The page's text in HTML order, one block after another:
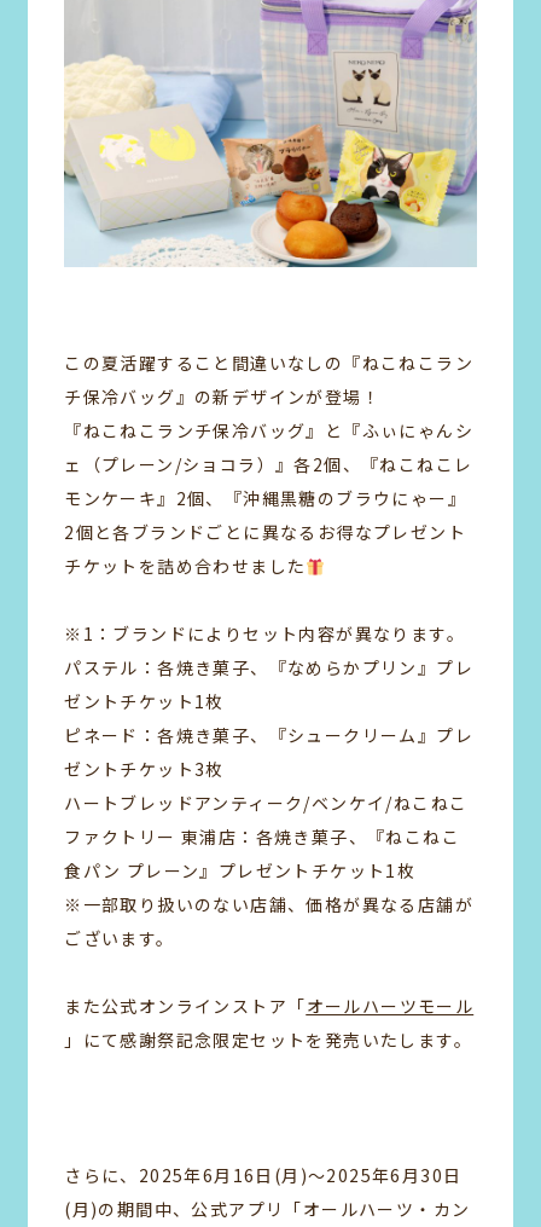
この夏活躍すること間違いなしの『ねこねこラン
チ保冷バッグ』の新デザインが登場！
『ねこねこランチ保冷バッグ』と『ふぃにゃんシ
ェ（プレーン/ショコラ）』各2個、『ねこねこレ
モンケーキ』2個、『沖縄黒糖のブラウにゃー』
2個と各ブランドごとに異なるお得なプレゼント
チケットを詰め合わせました
※1：ブランドによりセット内容が異なります。
パステル：各焼き菓子、『なめらかプリン』プレ
ゼントチケット1枚
ピネード：各焼き菓子、『シュークリーム』プレ
ゼントチケット3枚
ハートブレッドアンティーク/ベンケイ/ねこねこ
ファクトリー 東浦店：各焼き菓子、『ねこねこ
食パン プレーン』プレゼントチケット1枚
※一部取り扱いのない店舗、価格が異なる店舗が
ございます。
また公式オンラインストア「オールハーツモール
」にて感謝祭記念限定セットを発売いたします。
さらに、2025年6月16日(月)～2025年6月30日
(月)の期間中、公式アプリ「オールハーツ・カン